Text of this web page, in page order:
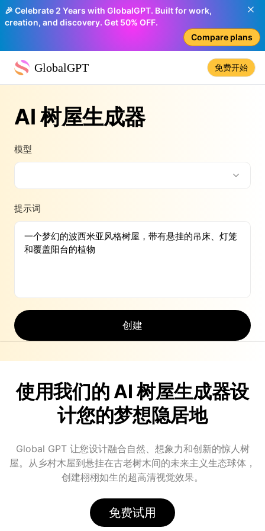
🎉 Celebrate 2 Years with GlobalGPT. Built for work,
creation, and discovery. Get 50% OFF.
Compare plans
GlobalGPT 免费开始
AI 树屋生成器
模型
提示词
创建
使用我们的 AI 树屋生成器设
计您的梦想隐居地
Global GPT 让您设计融合自然、想象力和创新的惊人树
屋。从乡村木屋到悬挂在古老树木间的未来主义生态球体，
创建栩栩如生的超高清视觉效果。
免费试用